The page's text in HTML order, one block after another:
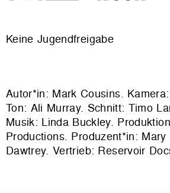
Keine Jugendfreigabe
Autor*in: Mark Cousins.
Ton: Ali Murray. Schnitt: Timo
Musik: Linda Buckley.
Productions. Produzent*in:
Dawtrey. Vertrieb: Reservoir